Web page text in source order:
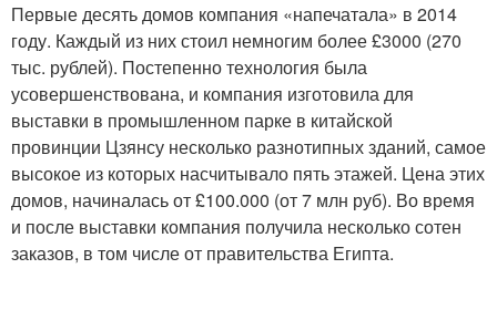
Первые десять домов компания «напечатала» в 2014
году. Каждый из них стоил немногим более £3000 (270
тыс. рублей). Постепенно технология была
усовершенствована, и компания изготовила для
выставки в промышленном парке в китайской
провинции Цзянсу несколько разнотипных зданий, самое
высокое из которых насчитывало пять этажей. Цена этих
домов, начиналась от £100.000 (от 7 млн руб). Во время
и после выставки компания получила несколько сотен
заказов, в том числе от правительства Египта.